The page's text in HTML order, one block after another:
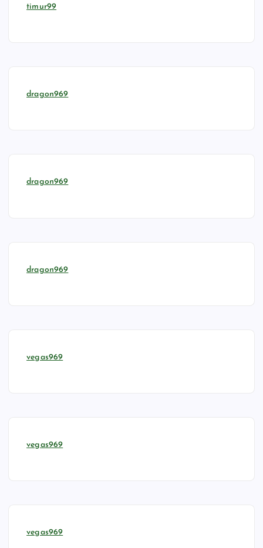
timur99
dragon969
dragon969
dragon969
vegas969
vegas969
vegas969